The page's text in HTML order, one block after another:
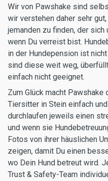
Wir von Pawshake sind
wir verstehen daher sehr
jemanden zu finden, der sich
wenn Du verreist bist.
in der Hundepension ist
sind diese weit weg,
einfach nicht geeignet.
Zum Glück macht Pawshake
Tiersitter in Stein einfach
durchlaufen jeweils einen
und wenn sie
Fotos von ihrer häuslichen
zeigen, damit Du einen
wo Dein Hund betreut wird.
Trust & Safety-Team